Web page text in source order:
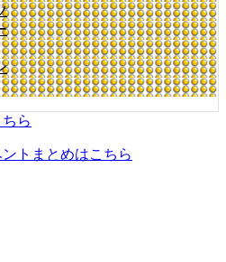
ら
トまとめはこちら